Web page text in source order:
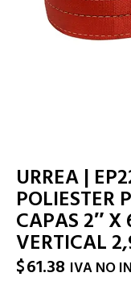
URREA |
POLIESTER
CAPAS 2″ X
VERTICAL
$61.38 IVA NO